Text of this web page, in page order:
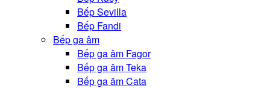
Bếp Sevilla
Bếp Fandi
Bếp ga âm
Bếp ga âm Fagor
Bếp ga âm Teka
Bếp ga âm Cata